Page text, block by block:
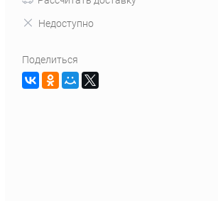
Недоступно
Поделиться